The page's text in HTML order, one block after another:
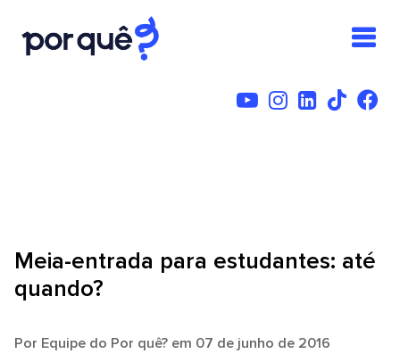
Meia-entrada para estudantes: até
quando?
Por Equipe do Por quê? em 07 de junho de 2016